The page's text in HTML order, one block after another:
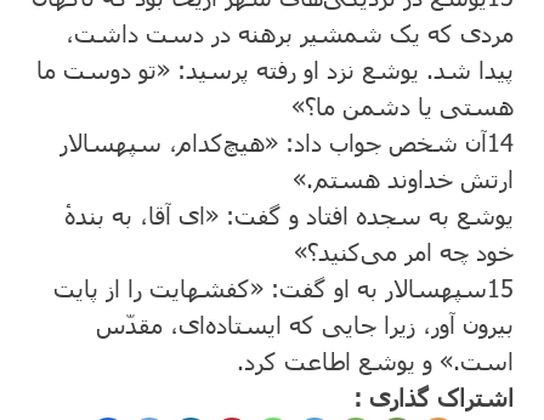
مردی که یک شمشیر برهنه در دست داشت،
پیدا شد. یوشع نزد او رفته پرسید: «تو دوست ما
هستی یا دشمن ما؟»
14آن شخص جواب داد: «هیچ‌کدام، سپهسالار
ارتش خداوند هستم.»
یوشع به سجده افتاد و گفت: «ای آقا، به بندهٔ
خود چه امر می‌‌کنید؟»
15سپهسالار به او گفت: «کفشهایت را از پایت
بیرون آور، زیرا جایی که ایستاده‌ای، مقدّس
است.» و یوشع اطاعت کرد.
اشتراک گذاری :